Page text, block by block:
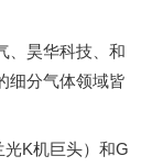
、昊华科技、和
细分气体领域皆
K机巨头）和G